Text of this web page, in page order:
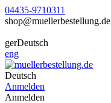
04435-9710311
shop@muellerbestellung.de
gerDeutsch
eng
Deutsch
Anmelden
Anmelden